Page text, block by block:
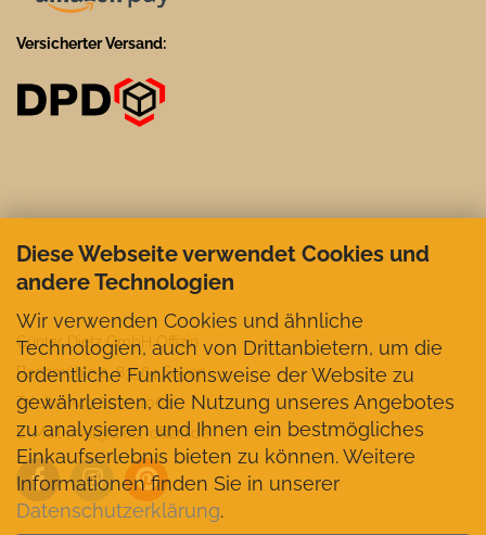
Diese Webseite verwendet Cookies und
andere Technologien
Wir verwenden Cookies und ähnliche
Technologien, auch von Drittanbietern, um die
ordentliche Funktionsweise der Website zu
gewährleisten, die Nutzung unseres Angebotes
zu analysieren und Ihnen ein bestmögliches
Einkaufserlebnis bieten zu können. Weitere
Informationen finden Sie in unserer
Datenschutzerklärung.
Versicherter Versand:
Günter Dietz GmbH Offizin
Bachmühle 2, 83564 Soyen
Telefon +49 8072-1062
E-Mail mail@dietz-offizin.de